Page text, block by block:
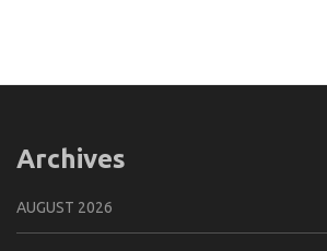
Archives
AUGUST 2026